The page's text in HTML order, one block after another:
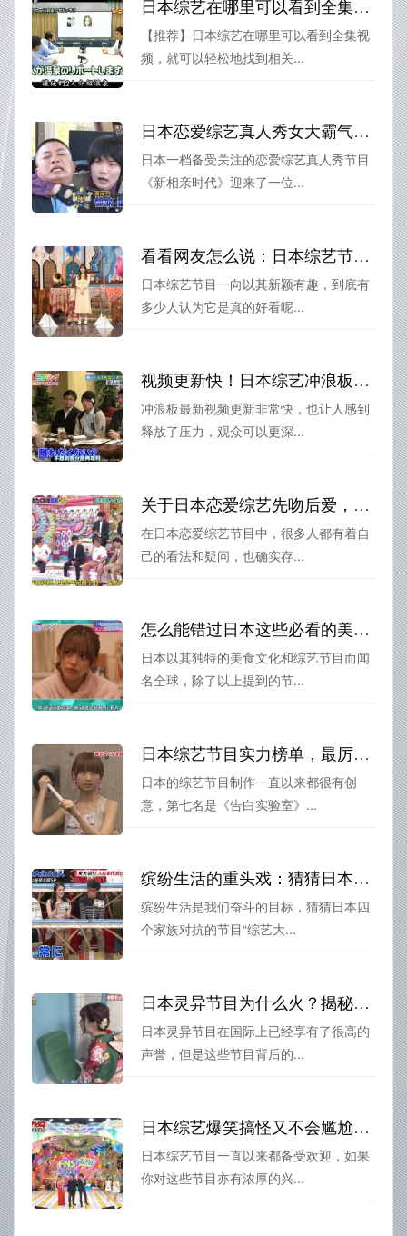
日本综艺在哪里可以看到全集视频？这些应用可帮你快速找到
【推荐】日本综艺在哪里可以看到全集视
频，就可以轻松地找到相关...
日本恋爱综艺真人秀女大霸气上线，撩得男嘉宾欲罢不能
日本一档备受关注的恋爱综艺真人秀节目
《新相亲时代》迎来了一位...
看看网友怎么说：日本综艺节目黑衣人是真的好看吗？
日本综艺节目一向以其新颖有趣，到底有
多少人认为它是真的好看呢...
视频更新快！日本综艺冲浪板最新视频播放
冲浪板最新视频更新非常快，也让人感到
释放了压力，观众可以更深...
关于日本恋爱综艺先吻后爱，小编有个疑问……
在日本恋爱综艺节目中，很多人都有着自
己的看法和疑问，也确实存...
怎么能错过日本这些必看的美食综艺节目？
日本以其独特的美食文化和综艺节目而闻
名全球，除了以上提到的节...
日本综艺节目实力榜单，最厉害的一定是这10大节目
日本的综艺节目制作一直以来都很有创
意，第七名是《告白实验室》...
缤纷生活的重头戏：猜猜日本四个家族对抗的节目叫什么？
缤纷生活是我们奋斗的目标，猜猜日本四
个家族对抗的节目“综艺大...
日本灵异节目为什么火？揭秘怪谈之夜等节目的制作背后
日本灵异节目在国际上已经享有了很高的
声誉，但是这些节目背后的...
日本综艺爆笑搞怪又不会尴尬，哪里能看？这里告诉你
日本综艺节目一直以来都备受欢迎，如果
你对这些节目亦有浓厚的兴...